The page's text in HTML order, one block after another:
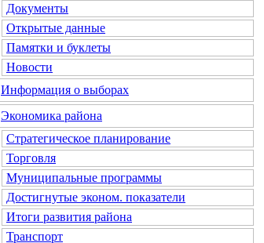
Документы
Открытые данные
Памятки и буклеты
Новости
Информация о выборах
Экономика района
Стратегическое планирование
Торговля
Муниципальные программы
Достигнутые эконом. показатели
Итоги развития района
Транспорт